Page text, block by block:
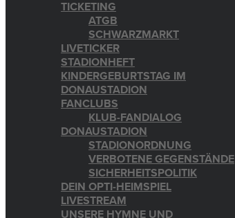
TICKETING
ATGB
SCHWARZMARKT
LIVETICKER
STADIONHEFT
KINDERGEBURTSTAG IM
DONAUSTADION
FANCLUBS
KLUB-FANDIALOG
DONAUSTADION
STADIONORDNUNG
VERBOTENE GEGENSTÄNDE
SICHERHEITSPOLITIK
DEIN OPTI-HEIMSPIEL
LIVESTREAM
UNSERE HYMNE UND